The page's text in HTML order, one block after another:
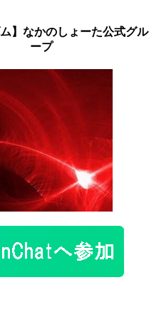
ム】なかのしょーた公式グル
ープ